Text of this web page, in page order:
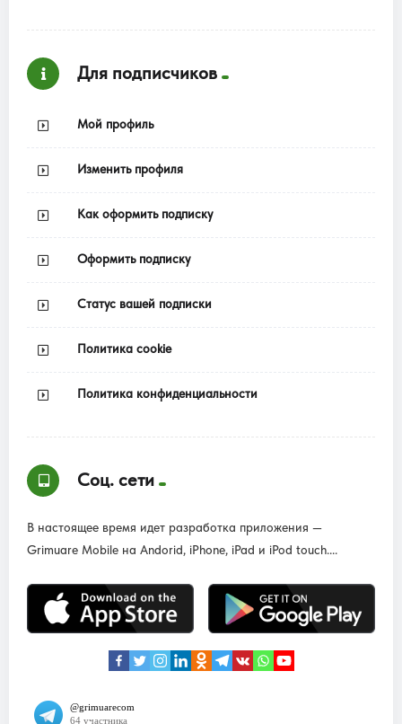
Для подписчиков
Мой профиль
Изменить профиля
Как оформить подписку
Оформить подписку
Статус вашей подписки
Политика cookie
Политика конфиденциальности
Соц. сети
В настоящее время идет разработка приложения —
Grimuare Mobile на Andorid, iPhone, iPad и iPod touch....